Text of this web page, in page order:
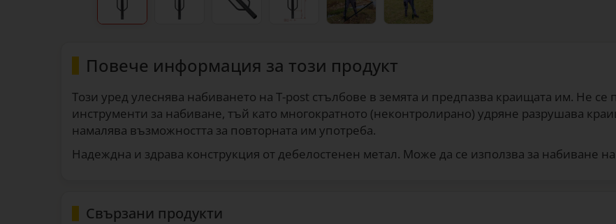
Повече информация за този продукт
Този уред улеснява набиването на T-post стълбове в земята и предпазва краищата им. Не
инструменти за набиване, тъй като многократното (неконтролирано) удряне разрушава
намалява възможността за повторната им употреба.
Надеждна и здрава конструкция от дебелостенен метал. Може да се използва за набиване
Свързани продукти